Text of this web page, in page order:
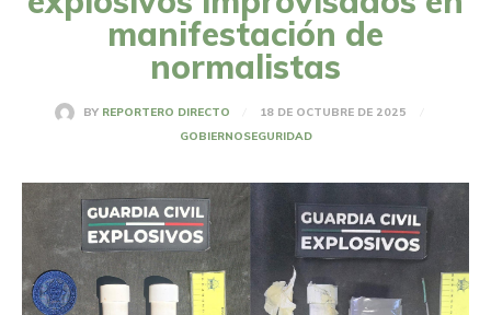
manifestación de
normalistas
BY REPORTERO DIRECTO
18 DE OCTUBRE DE 2025
GOBIERNOSEGURIDAD